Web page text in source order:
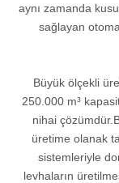
aynı zamanda
sağlayan
Büyük ölçekli
250.000 m³
nihai
üretime olanak
sistemleriyle
levhaların